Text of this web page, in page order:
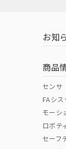
中国
中国
Pb
（イギ
お知
商品
センサ
FAシ
モーシ
ロボテ
セーフ